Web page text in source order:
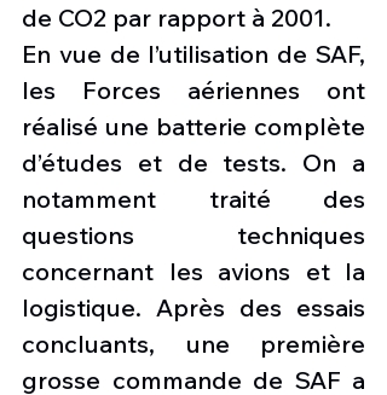
de CO2 par rapport à 2001.
En vue de l’utilisation de SAF,
les Forces aériennes ont
réalisé une batterie complète
d’études et de tests. On a
notamment traité des
questions techniques
concernant les avions et la
logistique. Après des essais
concluants, une première
grosse commande de SAF a